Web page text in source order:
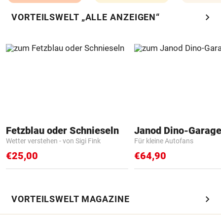
VORTEILSWELT „ALLE ANZEIGEN“ chevron_right
Fetzblau oder Schnieseln
Wetter verstehen - von Sigi Fink
€25,00
Janod Dino-Garage
Für kleine Autofans
€64,90
VORTEILSWELT MAGAZINE chevron_right